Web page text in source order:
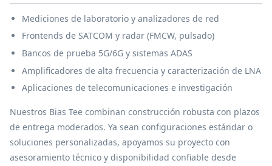
Mediciones de laboratorio y analizadores de red
Frontends de SATCOM y radar (FMCW, pulsado)
Bancos de prueba 5G/6G y sistemas ADAS
Amplificadores de alta frecuencia y caracterización de LNA
Aplicaciones de telecomunicaciones e investigación
Nuestros Bias Tee combinan construcción robusta con plazos
de entrega moderados. Ya sean configuraciones estándar o
soluciones personalizadas, apoyamos su proyecto con
asesoramiento técnico y disponibilidad confiable desde